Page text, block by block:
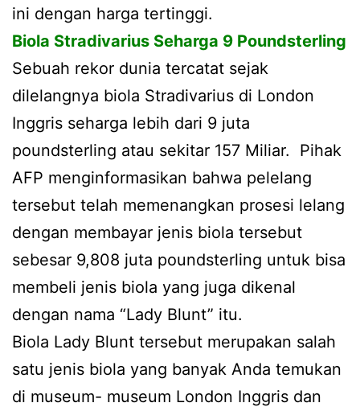
ini dengan harga tertinggi.
Biola Stradivarius Seharga 9 Poundsterling
Sebuah rekor dunia tercatat sejak
dilelangnya biola Stradivarius di London
Inggris seharga lebih dari 9 juta
poundsterling atau sekitar 157 Miliar. Pihak
AFP menginformasikan bahwa pelelang
tersebut telah memenangkan prosesi lelang
dengan membayar jenis biola tersebut
sebesar 9,808 juta poundsterling untuk bisa
membeli jenis biola yang juga dikenal
dengan nama “Lady Blunt” itu.
Biola Lady Blunt tersebut merupakan salah
satu jenis biola yang banyak Anda temukan
di museum- museum London Inggris dan